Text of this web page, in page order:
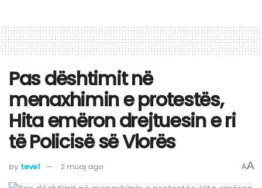
Pas dështimit në
menaxhimin e protestës,
Hita emëron drejtuesin e ri
të Policisë së Vlorës
by teve1 2 muaj ago AA